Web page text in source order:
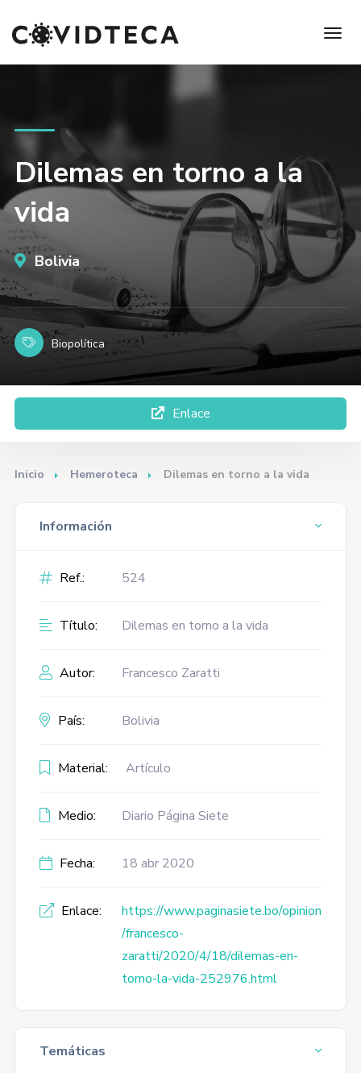
Dilemas en torno a la
vida
Bolivia
Biopolítica
Enlace
Inicio Hemeroteca Dilemas en torno a la vida
Información
Ref.: 524
Título: Dilemas en torno a la vida
Autor: Francesco Zaratti
País: Bolivia
Material: Artículo
Medio: Diario Página Siete
Fecha: 18 abr 2020
Enlace:
https://www.paginasiete.bo/opinion
/francesco-
zaratti/2020/4/18/dilemas-en-
torno-la-vida-252976.html
Temáticas